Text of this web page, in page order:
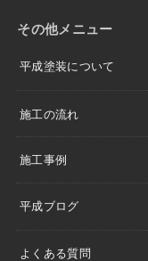
その他メニュー
平成塗装について
施工の流れ
施工事例
平成ブログ
よくある質問